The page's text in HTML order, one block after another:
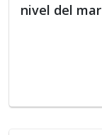
nivel del mar